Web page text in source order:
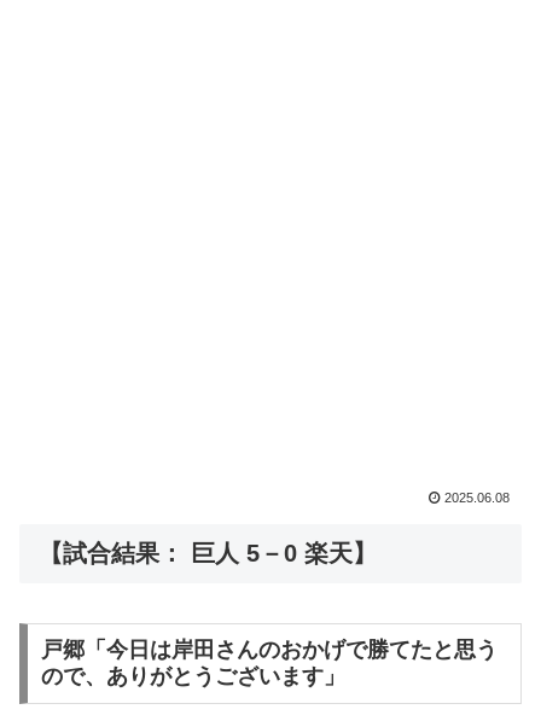
2025.06.08
【試合結果： 巨人 5－0 楽天】
戸郷「今日は岸田さんのおかげで勝てたと思う
ので、ありがとうございます」